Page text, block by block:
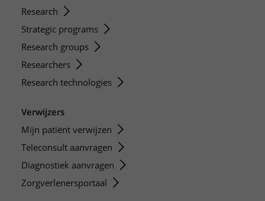
Research
Strategic programs
Research groups
Researchers
Research technologies
Verwijzers
Mijn patiënt verwijzen
Teleconsult aanvragen
Diagnostiek aanvragen
Zorgverlenersportaal